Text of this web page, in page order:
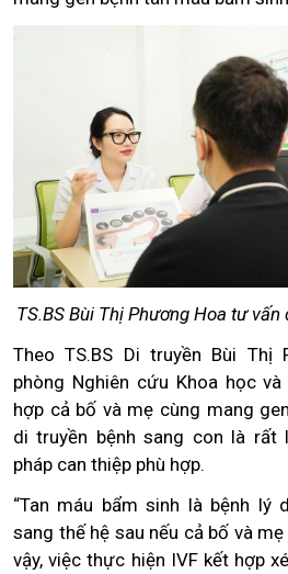
TS.BS Bùi Thị Phương Hoa tư
Theo TS.BS Di truyền Bùi Thị
phòng Nghiên cứu Khoa học
hợp cả bố và mẹ cùng mang
di truyền bệnh sang con là rất
pháp can thiệp phù hợp.
“Tan máu bẩm sinh là bệnh lý
sang thế hệ sau nếu cả bố và
vậy, việc thực hiện IVF kết hợp